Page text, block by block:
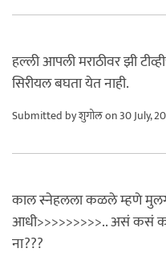
हल्ली आपली मराठीवर झी
सिरीयल बघता येत नाही.
Submitted byशुगोलon 30 July,
काल स्नेहलला कळले म्हणे
आधी>>>>>>>>>.. असं कसं
ना???